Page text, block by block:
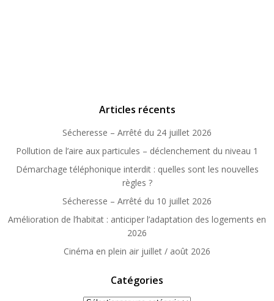
Articles récents
Sécheresse – Arrêté du 24 juillet 2026
Pollution de l’aire aux particules – déclenchement du niveau 1
Démarchage téléphonique interdit : quelles sont les nouvelles
règles ?
Sécheresse – Arrêté du 10 juillet 2026
Amélioration de l’habitat : anticiper l’adaptation des logements en
2026
Cinéma en plein air juillet / août 2026
Catégories